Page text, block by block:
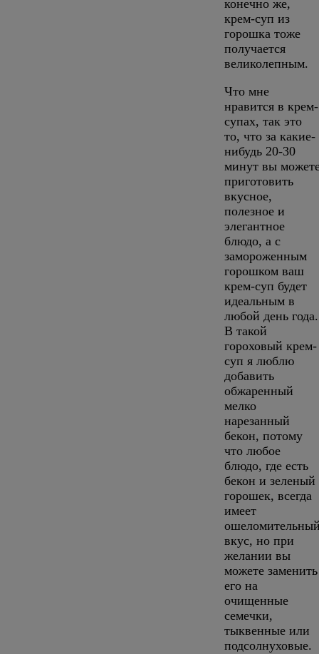
конечно же,
крем-суп из
горошка тоже
получается
великолепным.
Что мне
нравится в крем-
супах, так это
то, что за какие-
нибудь 20-30
минут вы
приготовить
вкусное,
полезное и
элегантное
блюдо, а с
замороженным
горошком ваш
крем-суп будет
идеальным в
любой день года.
В такой
гороховый крем-
суп я люблю
добавить
обжаренный
мелко
нарезанный
бекон, потому
что любое
блюдо, где есть
бекон и зеленый
горошек, всегда
имеет
вкус, но при
желании вы
можете заменить
его на
очищенные
семечки,
тыквенные или
подсолнуховые.